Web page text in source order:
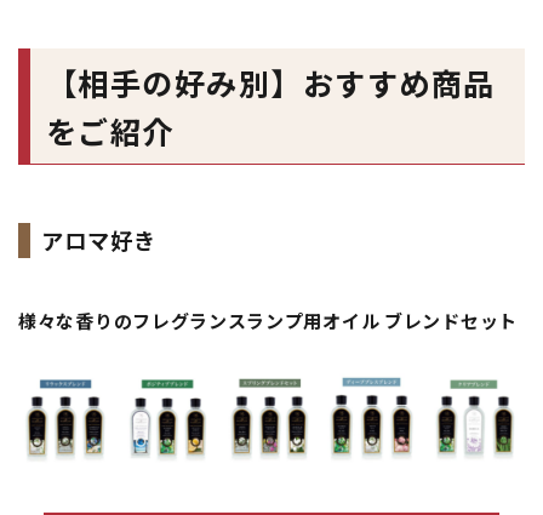
【相手の好み別】おすすめ商品
をご紹介
アロマ好き
様々な香りのフレグランスランプ用オイル ブレンドセット